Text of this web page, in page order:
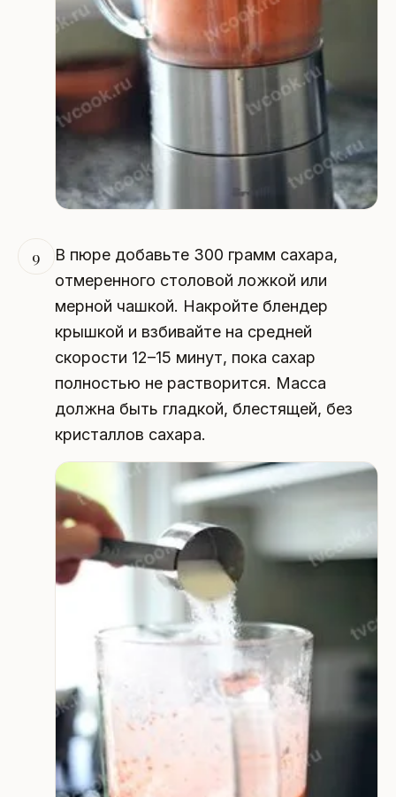
9
В пюре добавьте 300 грамм сахара,
отмеренного столовой ложкой или
мерной чашкой. Накройте блендер
крышкой и взбивайте на средней
скорости 12–15 минут, пока сахар
полностью не растворится. Масса
должна быть гладкой, блестящей, без
кристаллов сахара.